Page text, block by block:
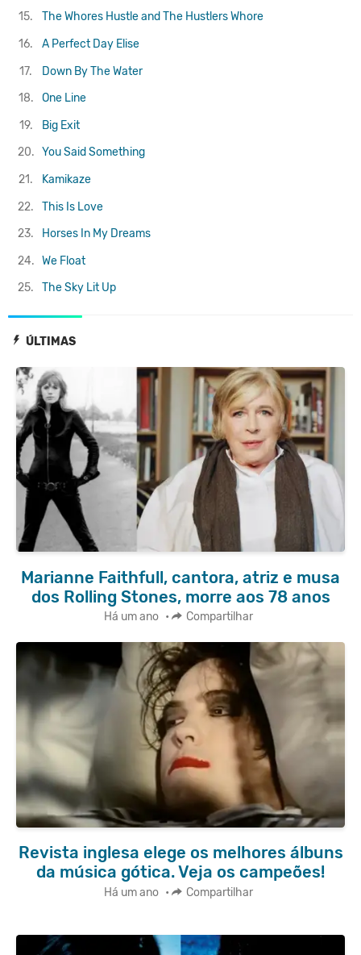
ÚLTIMAS
Marianne Faithfull, cantora, atriz e musa
dos Rolling Stones, morre aos 78 anos
Há um ano • Compartilhar
Revista inglesa elege os melhores álbuns
da música gótica. Veja os campeões!
Há um ano • Compartilhar
15.
The Whores Hustle and The Hustlers Whore
16.
A Perfect Day Elise
17.
Down By The Water
18.
One Line
19.
Big Exit
20. You Said Something
21.
Kamikaze
22.
This Is Love
23.
Horses In My Dreams
24. We Float
25.
The Sky Lit Up